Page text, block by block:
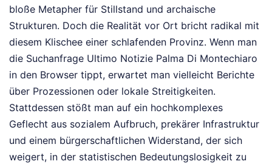
bloße Metapher für Stillstand und archaische
Strukturen. Doch die Realität vor Ort bricht radikal mit
diesem Klischee einer schlafenden Provinz. Wenn man
die Suchanfrage Ultimo Notizie Palma Di Montechiaro
in den Browser tippt, erwartet man vielleicht Berichte
über Prozessionen oder lokale Streitigkeiten.
Stattdessen stößt man auf ein hochkomplexes
Geflecht aus sozialem Aufbruch, prekärer Infrastruktur
und einem bürgerschaftlichen Widerstand, der sich
weigert, in der statistischen Bedeutungslosigkeit zu